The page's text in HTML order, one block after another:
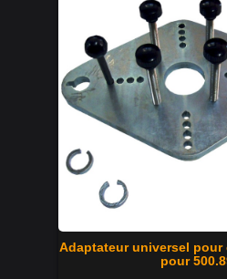
Adaptateur universel pour
pour